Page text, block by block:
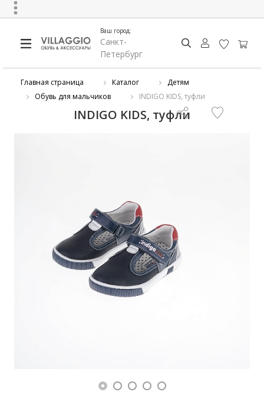
Ваш город:
Санкт-
Петербург
Главная страница Каталог
Детям
Обувь для мальчиков
INDIGO KIDS, туфли
INDIGO KIDS, туфли